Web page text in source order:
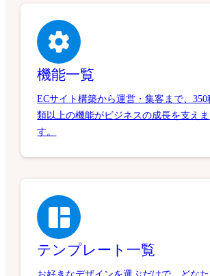
機能一覧
ECサイト構築から運営・集客まで、350
類以上の機能がビジネスの成長を支えま
す。
テンプレート一覧